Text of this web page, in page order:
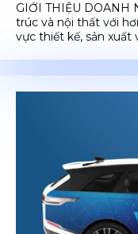
GIỚI THIỆU DOANH
trúc và nội thất với
vực thiết kế, sản xuất